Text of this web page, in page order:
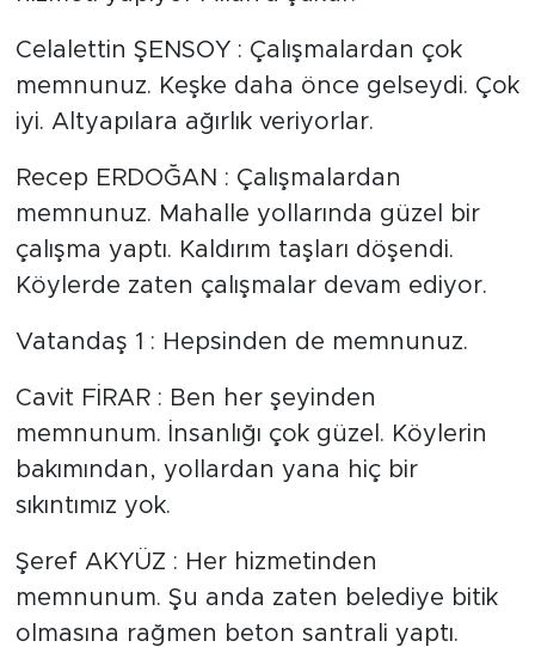
Celalettin ŞENSOY : Çalışmalardan çok
memnunuz. Keşke daha önce gelseydi. Çok
iyi. Altyapılara ağırlık veriyorlar.
Recep ERDOĞAN : Çalışmalardan
memnunuz. Mahalle yollarında güzel bir
çalışma yaptı. Kaldırım taşları döşendi.
Köylerde zaten çalışmalar devam ediyor.
Vatandaş 1 : Hepsinden de memnunuz.
Cavit FİRAR : Ben her şeyinden
memnunum. İnsanlığı çok güzel. Köylerin
bakımından, yollardan yana hiç bir
sıkıntımız yok.
Şeref AKYÜZ : Her hizmetinden
memnunum. Şu anda zaten belediye bitik
olmasına rağmen beton santrali yaptı.